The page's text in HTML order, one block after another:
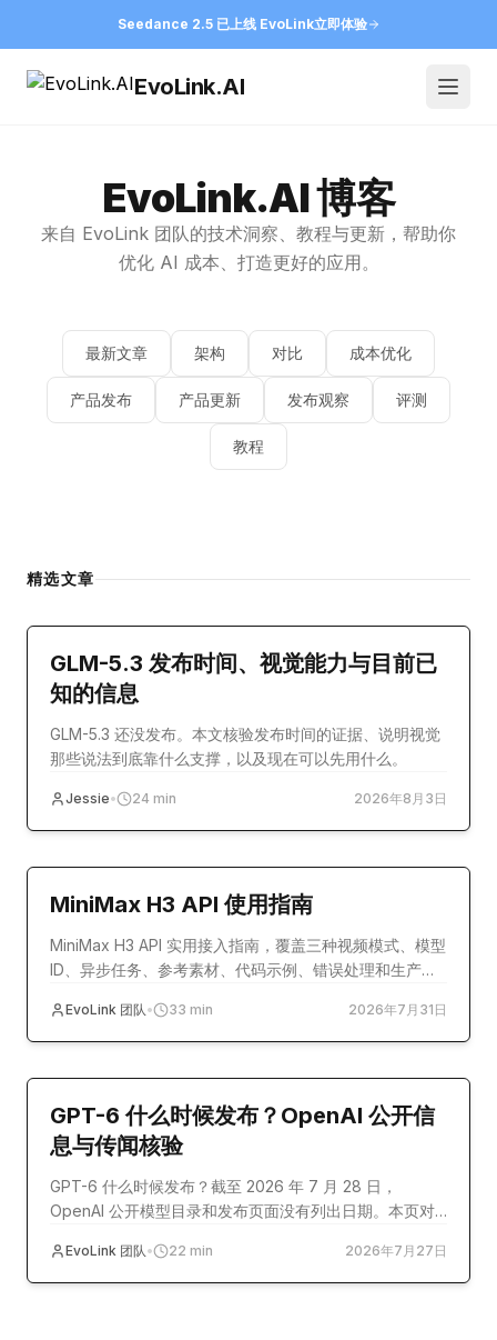
Seedance 2.5 已上线 EvoLink立即体验
EvoLink.AI
EvoLink.AI 博客
来自 EvoLink 团队的技术洞察、教程与更新，帮助你
优化 AI 成本、打造更好的应用。
最新文章 架构 对比 成本优化
产品发布 产品更新 发布观察 评测
教程
精选文章
GLM-5.3 发布时间、视觉能力与目前已
知的信息
GLM-5.3 还没发布。本文核验发布时间的证据、说明视觉
那些说法到底靠什么支撑，以及现在可以先用什么。
Jessie• 24 min 2026年8月3日
教程
MiniMax H3 API 使用指南
MiniMax H3 API 实用接入指南，覆盖三种视频模式、模型
ID、异步任务、参考素材、代码示例、错误处理和生产配
EvoLink 团队• 33 min 2026年7月31日
model-release
GPT-6 什么时候发布？OpenAI 公开信
息与传闻核验
GPT-6 什么时候发布？截至 2026 年 7 月 28 日，
OpenAI 公开模型目录和发布页面没有列出日期。本页对
EvoLink 团队• 22 min 2026年7月27日